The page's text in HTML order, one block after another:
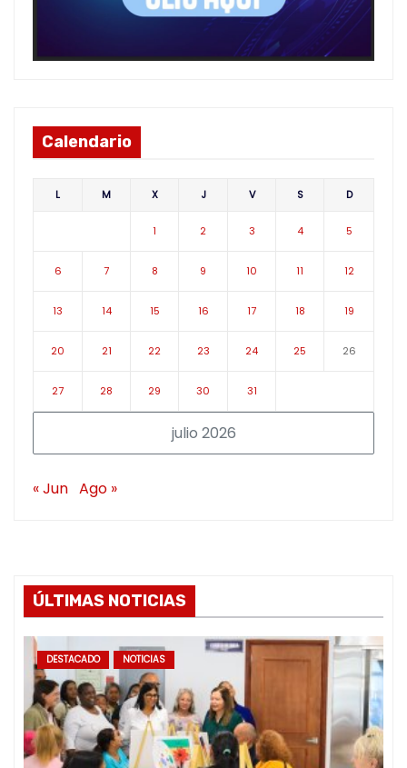
Calendario
julio 2026
L M X J V S D
1 2 3 4 5
6 7 8 9 10 11 12
13 14 15 16 17 18 19
20 21 22 23 24 25 26
27 28 29 30 31
« Jun Ago »
ÚLTIMAS NOTICIAS
DESTACADO NOTICIAS